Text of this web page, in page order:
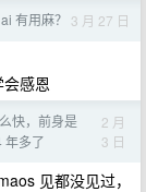
有用麻？ 3 月 27 日
感恩
快，前身是
年多了
2 月
3 日
见都没见过，